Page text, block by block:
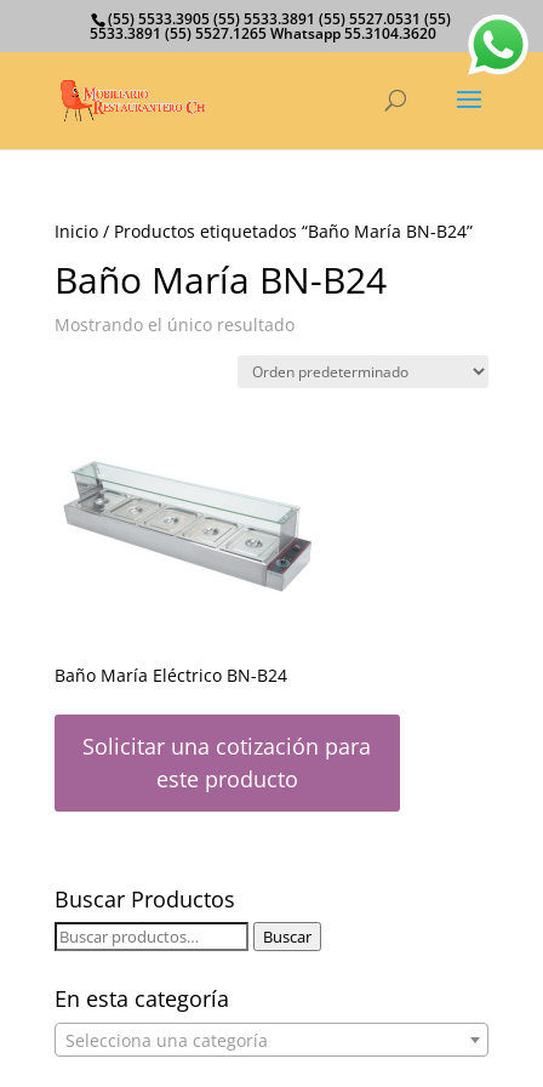
(55) 5533.3905 (55) 5533.3891 (55) 5527.0531 (55)
5533.3891 (55) 5527.1265 Whatsapp 55.3104.3620
Inicio/ Productos etiquetados “Baño María BN-B24”
Baño María BN-B24
Mostrando el único resultado
Baño María Eléctrico BN-B24
Solicitar una cotización para
este producto
Buscar Productos
Buscar
Buscar
En esta categoría
Selecciona una categoría